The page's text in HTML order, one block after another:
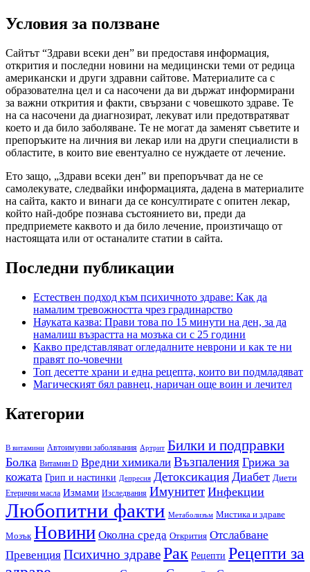
Условия за ползване
Сайтът “Здрави всеки ден” ви предоставя информация,
открития и последни новини на медицински теми от редица
американски и други здравни сайтове. Материалите са с
образователна цел и са насочени да ви държат информирани
за важни открития и факти, свързани с човешкото здраве. Те
на са насочени да диагнозират, лекуват или предотвратяват
което и да било заболяване. Те не могат да заменят съветите и
препоръките на личния ви лекар или на други специалисти в
областите, в които вие евентуално се нуждаете от лечение.
Ето защо, „Здрави всеки ден” ви препоръчват да не се
самолекувате, следвайки информацията, дадена в материалите
на сайта, както и винаги да се консултирате с опитен лекар,
който най-добре познава състоянието ви, преди да
предприемете каквото и да било лечение, произтичащо от
настоящата или от останалите статии в сайта.
Последни публикации
Естествен подход към психичното здраве: Как да
намалим тревожността чрез градинарство
Науката казва: Прави това по 15 минути на ден, за да
намалиш възрастта на мозъка си с 25 години
Какво представляват огледалните неврони и как те ни
правят по-човечни
Топ десетте храни и една рецепта, които ви подмладяват
Магическият бял равнец, наричан още воин и лечител
Категории
B витамини Автоимунни заболявания Артрит Билки и подправки
Болка Витамин D Вредни химикали Възпаления Грижа за
кожата Грип и настинки Депресия Детоксикация Диабет Диети
Етерични масла Измами Изследвания Имунитет Инфекции
Любопитни факти Метаболизъм Мистика и здраве
Мозък Новини Околна среда Открития Отслабване
Превенция Психично здравеРак Рецепти Рецепти за